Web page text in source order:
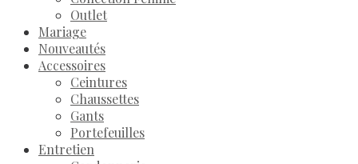
Outlet
Mariage
Nouveautés
Accessoires
Ceintures
Chaussettes
Gants
Portefeuilles
Entretien